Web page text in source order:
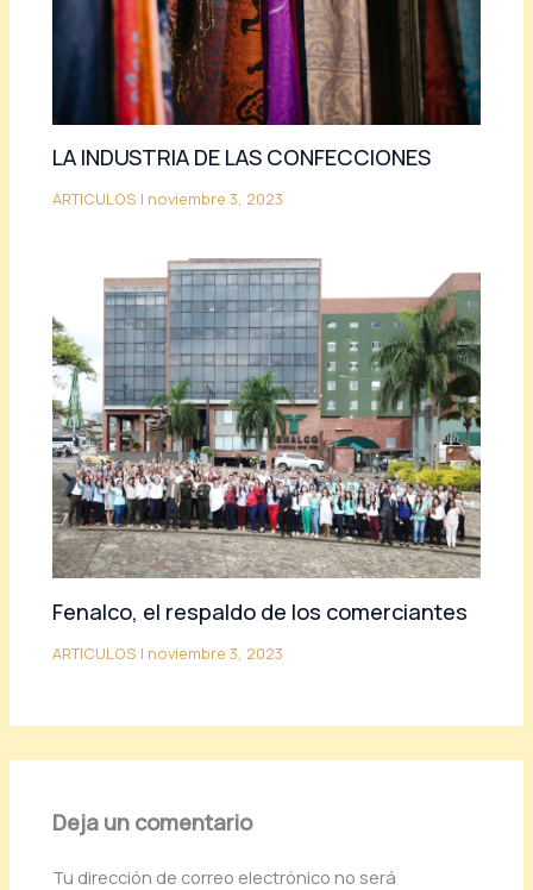
LA INDUSTRIA DE LAS CONFECCIONES
ARTICULOS | noviembre 3, 2023
Fenalco, el respaldo de los comerciantes
ARTICULOS | noviembre 3, 2023
Deja un comentario
Tu dirección de correo electrónico no será